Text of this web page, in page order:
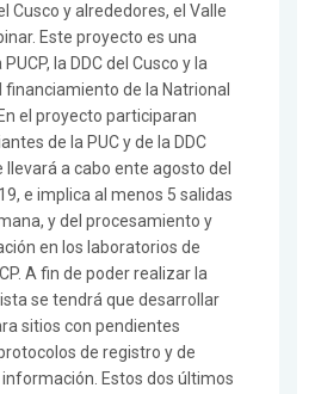
Cusco y alrededores, el Valle
Este proyecto es una
la DDC del Cusco y la
financiamiento de la Natrional
el proyecto participaran
de la PUC y de la DDC
llevará a cabo ente agosto del
e implica al menos 5 salidas
y del procesamiento y
en los laboratorios de
A fin de poder realizar la
se tendrá que desarrollar
sitios con pendientes
de registro y de
Estos dos últimos